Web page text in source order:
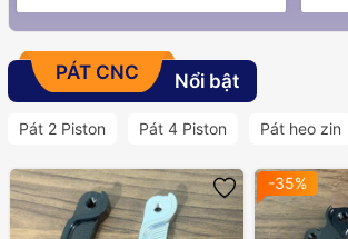
PÁT CNC Nổi bật
Pát 2 Piston Pát 4 Piston Pát heo zin
-35%